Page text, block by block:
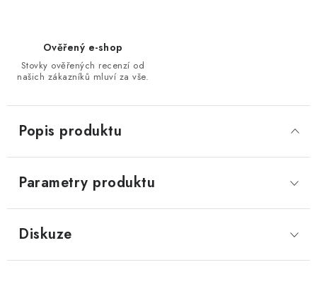
Ověřený e-shop
Stovky ověřených recenzí od
našich zákazníků mluví za vše.
Popis produktu
Parametry produktu
Diskuze